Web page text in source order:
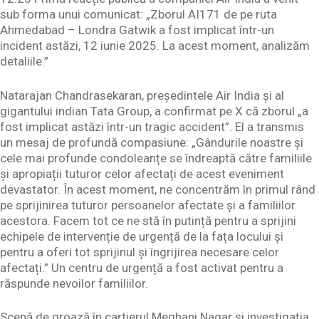
sub forma unui comunicat: „Zborul AI171 de pe ruta
Ahmedabad – Londra Gatwik a fost implicat într-un
incident astăzi, 12 iunie 2025. La acest moment, analizăm
detaliile.”
Natarajan Chandrasekaran, președintele Air India și al
gigantului indian Tata Group, a confirmat pe X că zborul „a
fost implicat astăzi într-un tragic accident”. El a transmis
un mesaj de profundă compasiune: „Gândurile noastre și
cele mai profunde condoleanțe se îndreaptă către familiile
și apropiații tuturor celor afectați de acest eveniment
devastator. În acest moment, ne concentrăm în primul rând
pe sprijinirea tuturor persoanelor afectate și a familiilor
acestora. Facem tot ce ne stă în putință pentru a sprijini
echipele de intervenție de urgență de la fața locului și
pentru a oferi tot sprijinul și îngrijirea necesare celor
afectați.” Un centru de urgență a fost activat pentru a
răspunde nevoilor familiilor.